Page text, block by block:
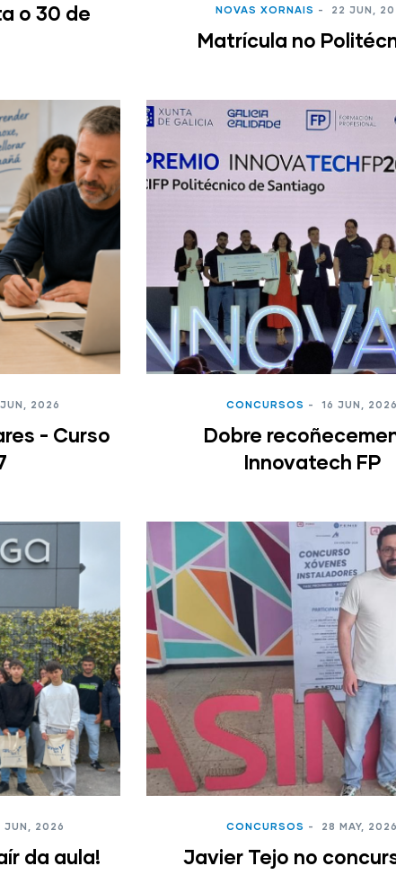
o 30 de
NOVAS XORNAIS - 22 JUN,
Matrícula no
2026
- Curso
CONCURSOS - 16 JUN, 2026
Dobre
Innovatech FP
JUN, 2026
da aula!
CONCURSOS - 28 MAY, 2026
Javier Tejo no